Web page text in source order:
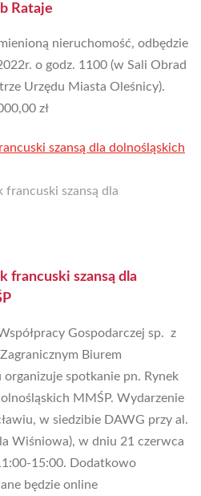
Rataje
nieruchomość, odbędzie
o godz. 1100 (w Sali Obrad
Urzędu Miasta Oleśnicy).
zł
szansą dla dolnośląskich
francuski szansą dla
Gospodarczej sp. z
Biurem
spotkanie pn. Rynek
MMŚP. Wydarzenie
w siedzibie DAWG przy al.
Wiśniowa), w dniu 21 czerwca
15:00. Dodatkowo
będzie online